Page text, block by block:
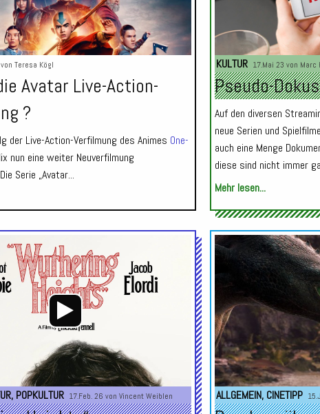
Teresa Kögl
Avatar Live-Action-
?
der Live-Action-Verfilmung des Animes One-
nun eine weiter Neuverfilmung
Serie „Avatar...
KULTUR 17.Mai 23 von Marc
Pseudo-
Auf den diversen
neue Serien und
auch eine Menge
diese sind nicht immer
Mehr lesen...
Audio-
Player
, POPKULTUR 17.Feb. 26 von Vincent Weiblen ALLGEMEIN, CINETIPP